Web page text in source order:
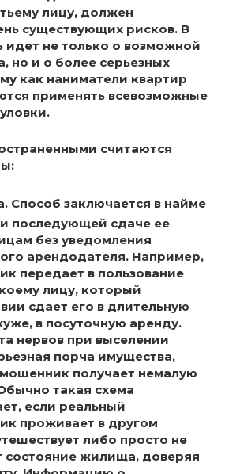
лицу, должен
существующих рисков. В
идет не только о возможной
но и о более серьезных
как наниматели квартир
применять всевозможные
считаются
Способ заключается в найме
последующей сдаче ее
без уведомления
арендодателя. Например,
передает в пользование
лицу, который
сдает его в длительную
в посуточную аренду.
нервов при выселении
порча имущества,
получает немалую
такая схема
если реальный
проживает в другом
либо просто не
состояние жилища, доверяя